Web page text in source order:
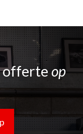
offerteop